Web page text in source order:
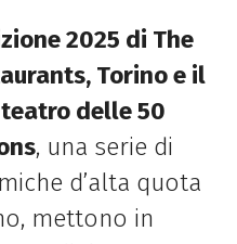
2025 di The
Torino e il
delle 50
, una serie di
d’alta quota
mettono in